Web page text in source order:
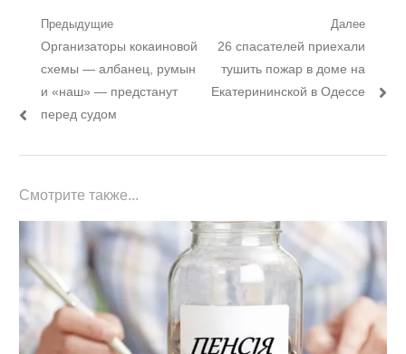
Навигация
записям
Предыдущие
Предыдущий
пост:
Организаторы кокаиновой
схемы — албанец, румын
и «наш» — предстанут
перед судом
Далее
Следующий
пост:
26 спасателей приехали
тушить пожар в доме на
Екатерининской в Одессе
Смотрите также...